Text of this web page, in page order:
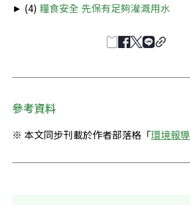
► (4) 糧食安全 先保有足夠灌溉用水
參考資料
※ 本文同步刊載於作者部落格「環境報導